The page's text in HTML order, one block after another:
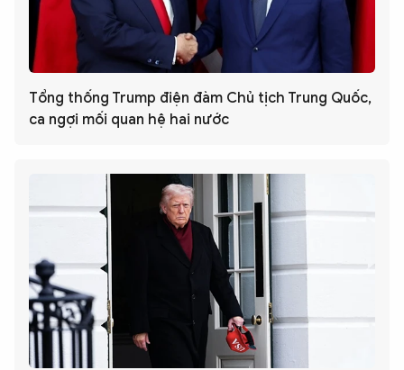
Tổng thống Trump điện đàm Chủ tịch Trung Quốc,
ca ngợi mối quan hệ hai nước